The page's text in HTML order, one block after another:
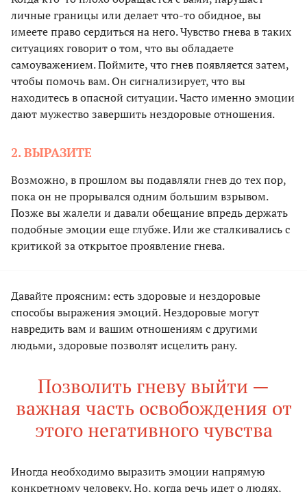
личные границы или делает что-то обидное, вы
имеете право сердиться на него. Чувство гнева в таких
ситуациях говорит о том, что вы обладаете
самоуважением. Поймите, что гнев появляется затем,
чтобы помочь вам. Он сигнализирует, что вы
находитесь в опасной ситуации. Часто именно эмоции
дают мужество завершить нездоровые отношения.
2. ВЫРАЗИТЕ
Возможно, в прошлом вы подавляли гнев до тех пор,
пока он не прорывался одним большим взрывом.
Позже вы жалели и давали обещание впредь держать
подобные эмоции еще глубже. Или же сталкивались с
критикой за открытое проявление гнева.
Давайте проясним: есть здоровые и нездоровые
способы выражения эмоций. Нездоровые могут
навредить вам и вашим отношениям с другими
людьми, здоровые позволят исцелить рану.
Позволить гневу выйти —
важная часть освобождения от
этого негативного чувства
Иногда необходимо выразить эмоции напрямую
конкретному человеку. Но, когда речь идет о людях,